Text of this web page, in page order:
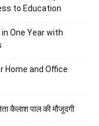
to Education
One Year with
Home and Office
कैलाश पाल की मौजूदगी